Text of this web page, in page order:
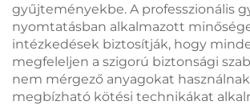
gyűjteményekbe. A professzionális
nyomtatásban alkalmazott
intézkedések biztosítják, hogy
megfeleljen a szigorú biztonsági
nem mérgező anyagokat
megbízható kötési technikákat